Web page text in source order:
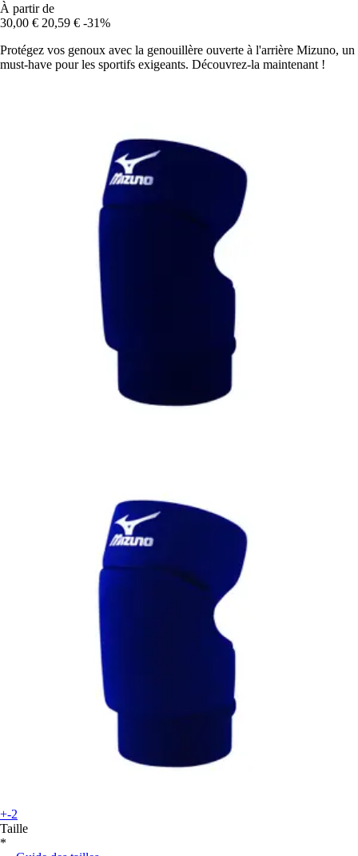
À partir de
30,00 € 20,59 € -31%
Protégez vos genoux avec la genouillère ouverte à l'arrière Mizuno, un
must-have pour les sportifs exigeants. Découvrez-la maintenant !
+-2
Taille
*